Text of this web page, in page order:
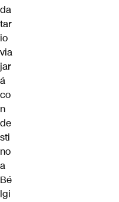
da
tar
io
via
jar
á
co
n
de
sti
no
a
Bé
lgi